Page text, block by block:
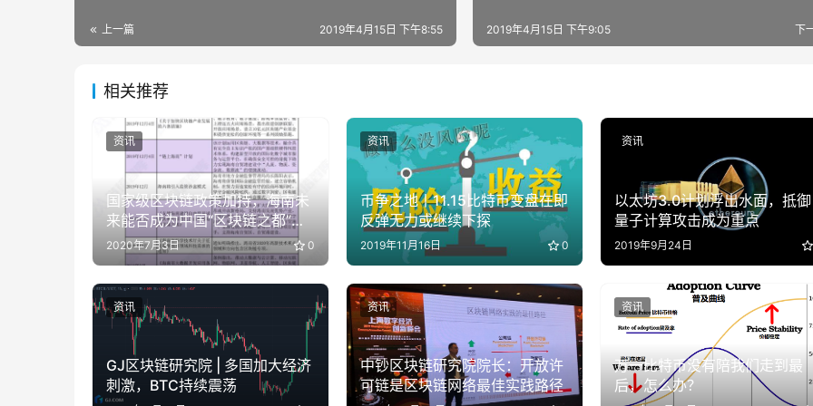
上一篇 2019年4月15日 下午8:55 下
2019年4月15日 下午9:05
相关推荐
国家级区块链政策加持，海南未
来能否成为中国“区块链之都”？|
链塔智库
2020年7月3日 0
资讯
币争之地丨11.15比特币变盘在即
反弹无力或继续下探
2019年11月16日 0
资讯
以太坊3.0计划浮出水面，抵御
量子计算攻击成为重点
2019年9月24日
资讯
GJ区块链研究院 | 多国加大经济
刺激，BTC持续震荡
资讯
中钞区块链研究院院长：开放许
可链是区块链网络最佳实践路径
资讯
万一比特币没有陪我们走到最
后，怎么办？
资讯